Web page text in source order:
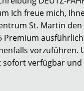
Ich freue mich,
St. Martin den
Premium
vorzuführen.
sofort verfügbar und